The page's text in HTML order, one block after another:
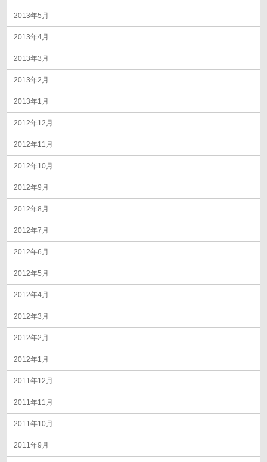
2013年5月
2013年4月
2013年3月
2013年2月
2013年1月
2012年12月
2012年11月
2012年10月
2012年9月
2012年8月
2012年7月
2012年6月
2012年5月
2012年4月
2012年3月
2012年2月
2012年1月
2011年12月
2011年11月
2011年10月
2011年9月